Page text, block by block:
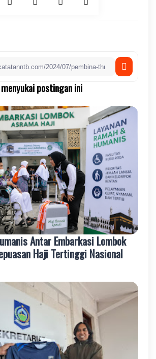
postingan ini
Antar Embarkasi Lombok
Haji Tertinggi Nasional